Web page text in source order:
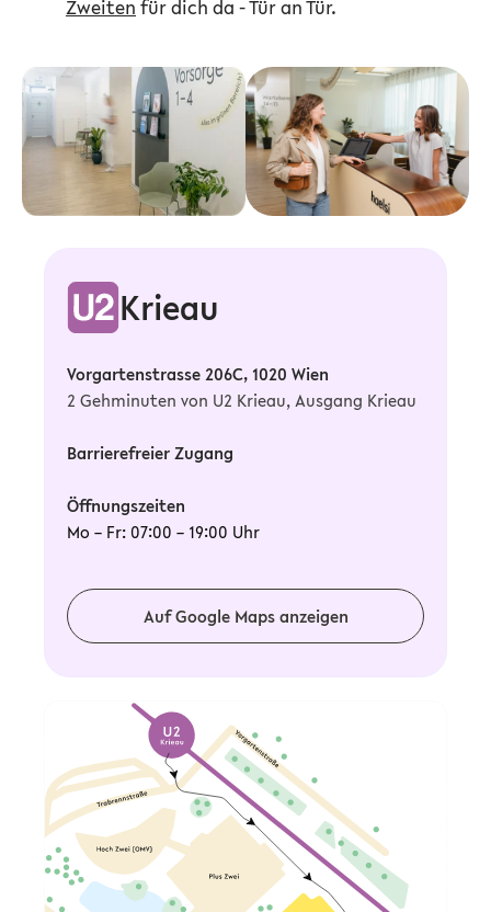
Zweiten für dich da - Tür an Tür.
Krieau
Vorgartenstrasse 206C, 1020 Wien
2 Gehminuten von U2 Krieau, Ausgang Krieau
Barrierefreier Zugang
Öffnungszeiten
Mo – Fr: 07:00 – 19:00 Uhr
Auf Google Maps anzeigen